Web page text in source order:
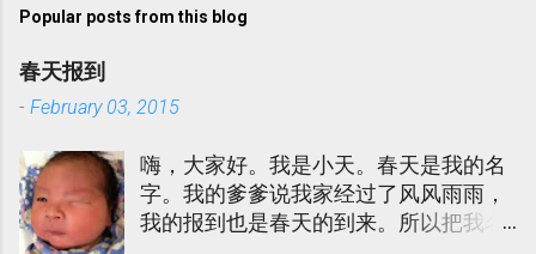
Popular posts from this blog
春天报到
- February 03, 2015
嗨，大家好。我是小天。春天是我的名
字。我的爹爹说我家经过了风风雨雨，
我的报到也是春天的到来。所以把我名